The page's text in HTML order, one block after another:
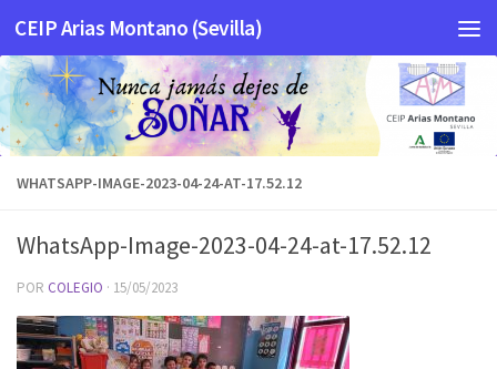
Saltar al contenido
CEIP Arias Montano (Sevilla)
WHATSAPP-IMAGE-2023-04-24-AT-17.52.12
WhatsApp-Image-2023-04-24-at-17.52.12
POR COLEGIO · 15/05/2023